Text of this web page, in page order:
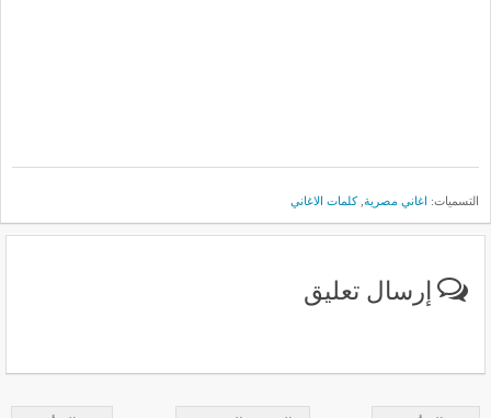
التسميات: اغاني مصرية ,كلمات الاغاني
إرسال تعليق